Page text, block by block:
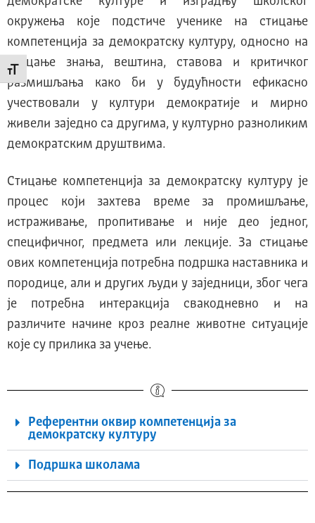
Промени величину слова
окружења које подстиче ученике на стицање
компетенција за демократску културу, односно на
стицање знања, вештина, ставова и критичког
размишљања како би у будућности ефикасно
учествовали у култури демократије и мирно
живели заједно са другима, у културно разноликим
демократским друштвима.
Стицање компетенција за демократску културу је
процес који захтева време за промишљање,
истраживање, пропитивање и није део једног,
специфичног, предмета или лекције. За стицање
ових компетенција потребна подршка наставника и
породице, али и других људи у заједници, због чега
је потребна интеракција свакодневно и на
различите начине кроз реалне животне ситуације
које су прилика за учење.
Референтни оквир компетенција за
демократску културу
Подршка школама